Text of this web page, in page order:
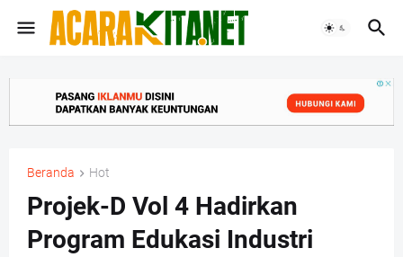
Beranda Hot
Projek-D Vol 4 Hadirkan
Program Edukasi Industri